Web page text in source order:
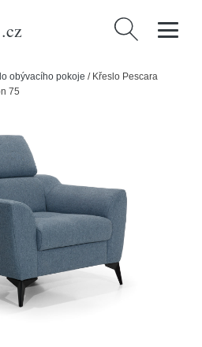
Vyhledávání
obývacího pokoje / Křeslo Pescara
75